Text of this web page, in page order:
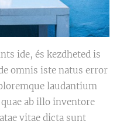
ide, és kezdheted is
omnis iste natus error
laudantium
ab illo inventore
vitae dicta sunt